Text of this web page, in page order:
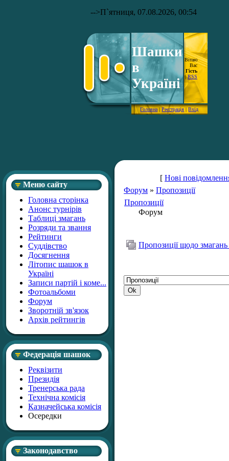
-->П`ятниця, 07.08.2026, 00:54
Шашки
в
Україні
Вітаю
Вас
Гість
|RSS
Головна|Реєстрація|Вхід
Меню сайту
Головна сторінка
Анонс турнірів
Таблиці змагань
Розряди та звання
Рейтинги
Суддівство
Досягнення
Літопис шашок в
Україні
Записи партій і коме...
Фотоальбоми
Форум
Зворотній зв'язок
Архів рейтингів
Федерація шашок
Реквізити
Президія
Тренерська рада
Технічна комісія
Казначейська комісія
Осередки
Законодавство
[ Нові
Форум » Пропозиції
Пропозиції
Форум
Пропозиції щодо